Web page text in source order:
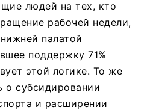
людей на тех, кто
рабочей недели,
палатой
поддержку 71%
этой логике. То же
о субсидировании
и расширении